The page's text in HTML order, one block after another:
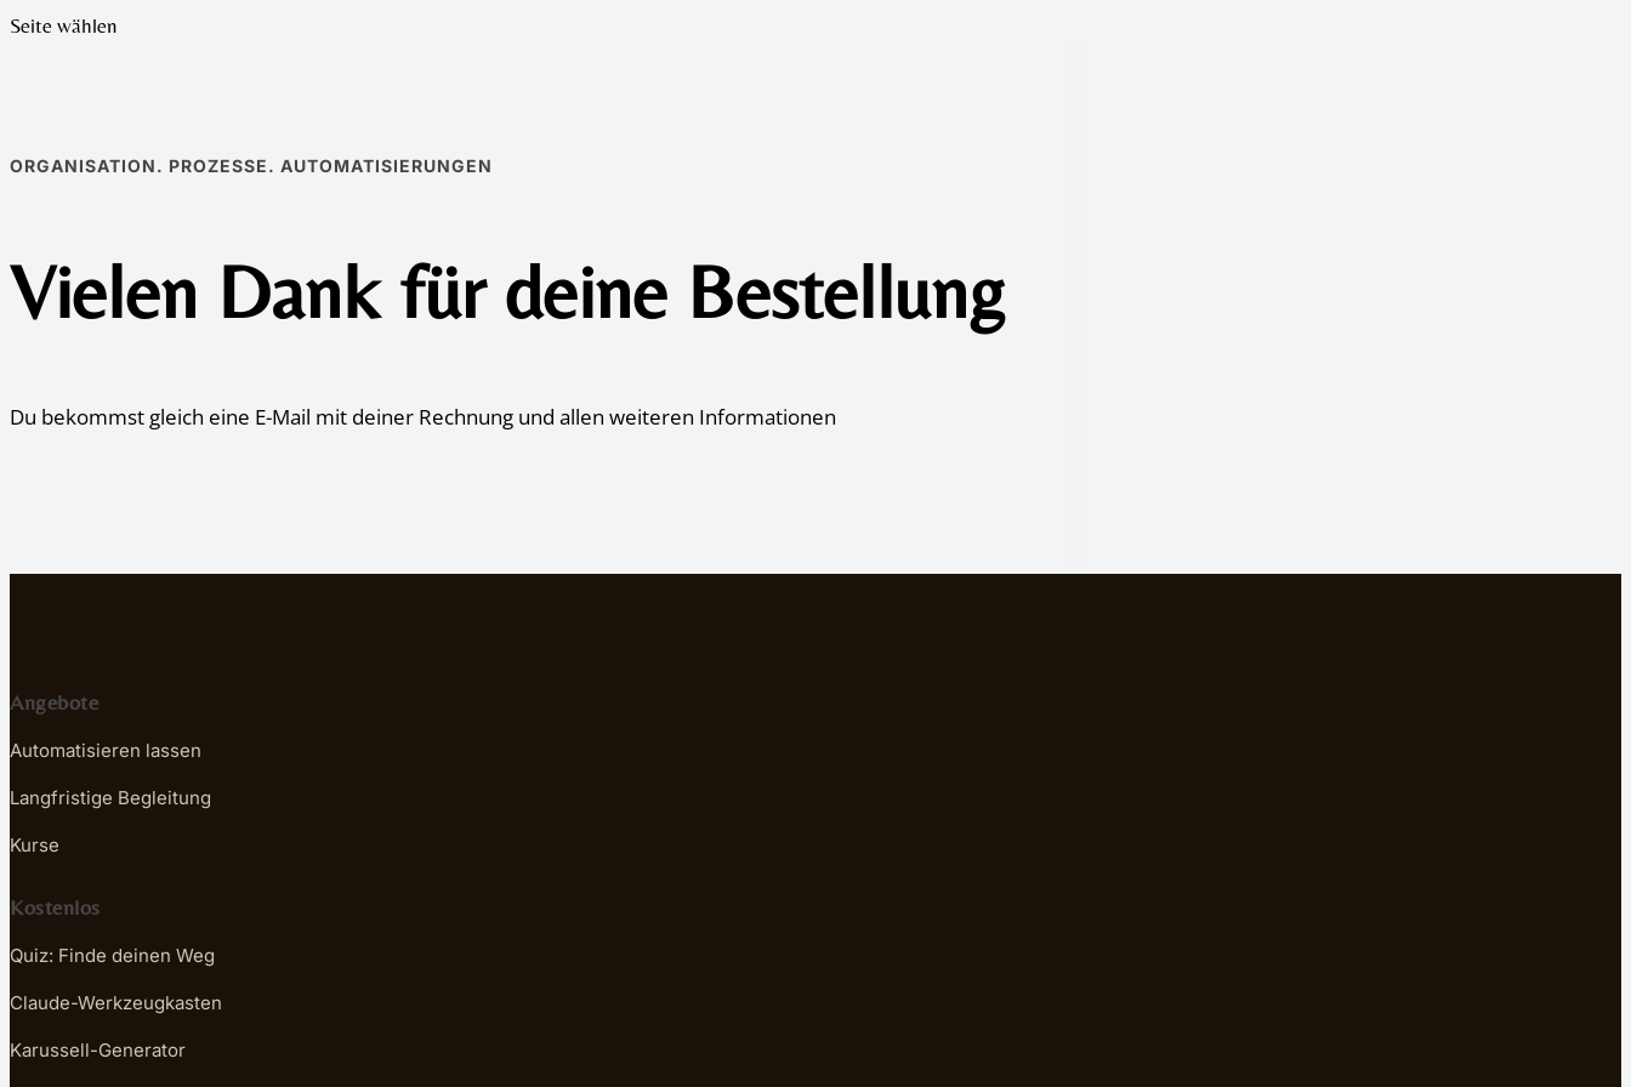
Seite wählen
ORGANISATION. PROZESSE. AUTOMATISIERUNGEN
Vielen Dank für deine Bestellung
Du bekommst gleich eine E-Mail mit deiner Rechnung und allen weiteren Informationen
Angebote
Automatisieren lassen
Langfristige Begleitung
Kurse
Kostenlos
Quiz: Finde deinen Weg
Claude-Werkzeugkasten
Karussell-Generator